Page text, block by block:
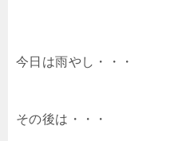
今日は雨やし・・・
その後は・・・